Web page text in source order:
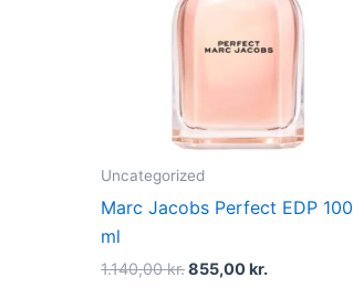
Uncategorized
Marc Jacobs Perfect EDP 100
ml
1.140,00kr.855,00kr.